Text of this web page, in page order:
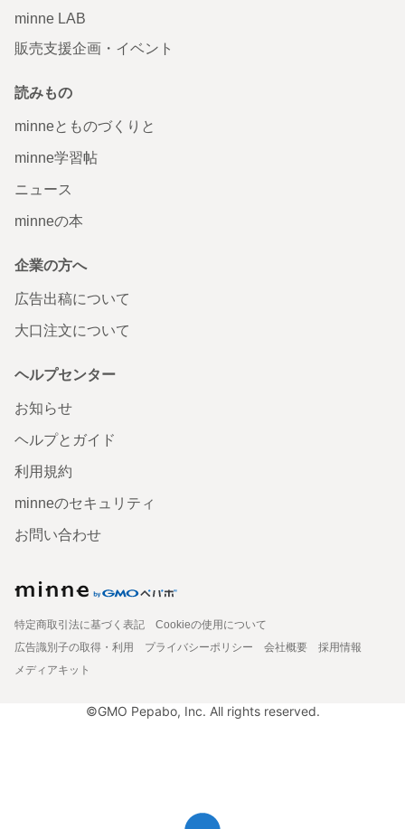
minne LAB
販売支援企画・イベント
読みもの
minneとものづくりと
minne学習帖
ニュース
minneの本
企業の方へ
広告出稿について
大口注文について
ヘルプセンター
お知らせ
ヘルプとガイド
利用規約
minneのセキュリティ
お問い合わせ
特定商取引法に基づく表記
Cookieの使用について
広告識別子の取得・利用
プライバシーポリシー 会社概要
採用情報
メディアキット
©GMO Pepabo, Inc. All rights reserved.